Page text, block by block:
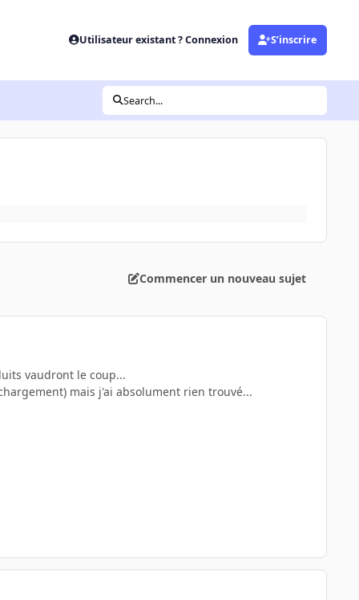
Utilisateur existant ? Connexion S’inscrire
Search...
Commencer un nouveau sujet
vaudront le coup...
mais j'ai absolument rien trouvé...